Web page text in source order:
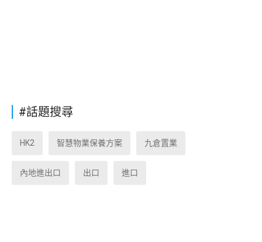
#話題搜尋
HK2 智慧物業保養方案 九倉置業
內地進出口 出口 進口